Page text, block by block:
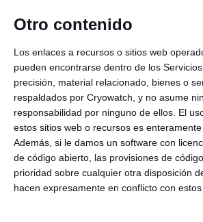
Otro contenido
Los enlaces a recursos o sitios web
pueden encontrarse dentro de los
precisión, material relacionado, bienes o
respaldados por Cryowatch, y no asume
responsabilidad por ninguno de ellos. El
estos sitios web o recursos es enteramente
Además, si le damos un software con
de código abierto, las provisiones de
prioridad sobre cualquier otra disposición
hacen expresamente en conflicto con estos